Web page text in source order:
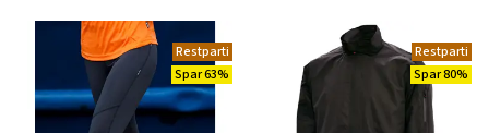
Restparti
Spar 63%
Restparti
Spar 80%